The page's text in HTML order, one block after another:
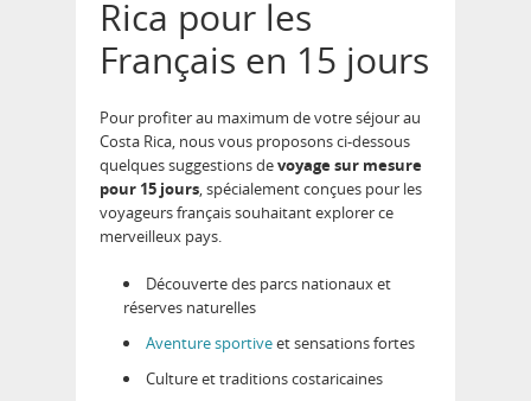
Rica pour les
Français en 15 jours
Pour profiter au maximum de votre séjour au
Costa Rica, nous vous proposons ci-dessous
quelques suggestions devoyage sur mesure
pour 15 jours, spécialement conçues pour les
voyageurs français souhaitant explorer ce
merveilleux pays.
Découverte des parcs nationaux et
réserves naturelles
Aventure sportiveet sensations fortes
Culture et traditions costaricaines